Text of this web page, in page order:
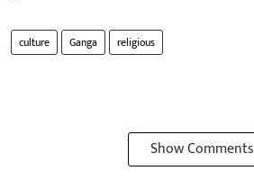
culture Ganga religious
Show Comments